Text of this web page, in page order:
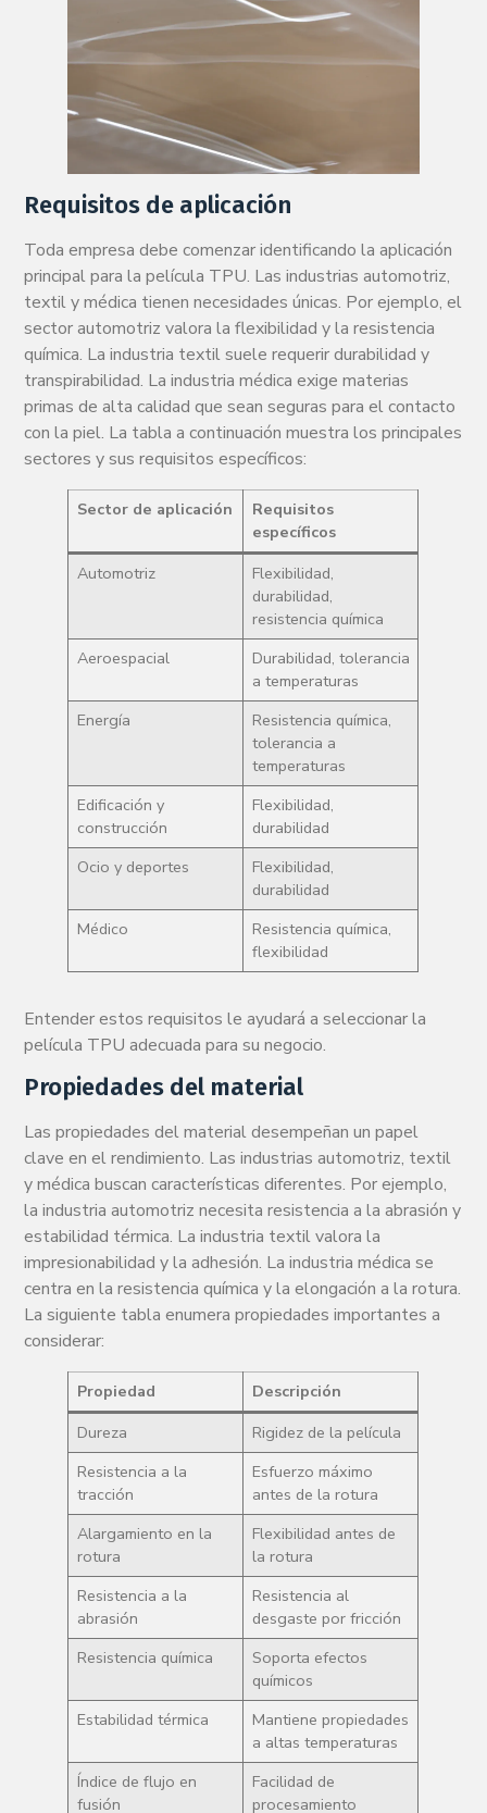
Requisitos de aplicación
Toda empresa debe comenzar identificando la aplicación
principal para la película TPU. Las industrias automotriz,
textil y médica tienen necesidades únicas. Por ejemplo, el
sector automotriz valora la flexibilidad y la resistencia
química. La industria textil suele requerir durabilidad y
transpirabilidad. La industria médica exige materias
primas de alta calidad que sean seguras para el contacto
con la piel. La tabla a continuación muestra los principales
sectores y sus requisitos específicos:
Sector de aplicación
Requisitos
específicos
Automotriz
Flexibilidad,
durabilidad,
resistencia química
Aeroespacial
Durabilidad, tolerancia
a temperaturas
Energía
Resistencia química,
tolerancia a
temperaturas
Edificación y
construcción
Flexibilidad,
durabilidad
Ocio y deportes
Flexibilidad,
durabilidad
Médico
Resistencia química,
flexibilidad
Entender estos requisitos le ayudará a seleccionar la
película TPU adecuada para su negocio.
Propiedades del material
Las propiedades del material desempeñan un papel
clave en el rendimiento. Las industrias automotriz, textil
y médica buscan características diferentes. Por ejemplo,
la industria automotriz necesita resistencia a la abrasión y
estabilidad térmica. La industria textil valora la
impresionabilidad y la adhesión. La industria médica se
centra en la resistencia química y la elongación a la rotura.
La siguiente tabla enumera propiedades importantes a
considerar:
Propiedad
Descripción
Dureza
Rigidez de la película
Resistencia a la
tracción
Esfuerzo máximo
antes de la rotura
Alargamiento en la
rotura
Flexibilidad antes de
la rotura
Resistencia a la
abrasión
Resistencia al
desgaste por fricción
Resistencia química
Soporta efectos
químicos
Estabilidad térmica
Mantiene propiedades
a altas temperaturas
Índice de flujo en
fusión
Facilidad de
procesamiento